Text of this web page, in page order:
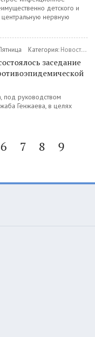
детского и
нервную
Категория: Новости /
заседание
под руководством
Генжаева, в целях
6 7 8 9